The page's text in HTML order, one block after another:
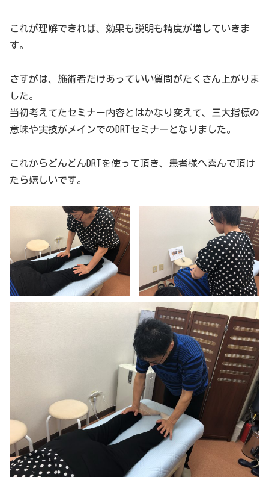
これが理解できれば、効果も説明も精度が増していきま
す。
さすがは、施術者だけあっていい質問がたくさん上がりま
した。
当初考えてたセミナー内容とはかなり変えて、三大指標の
意味や実技がメインでのDRTセミナーとなりました。
これからどんどんDRTを使って頂き、患者様へ喜んで頂け
たら嬉しいです。